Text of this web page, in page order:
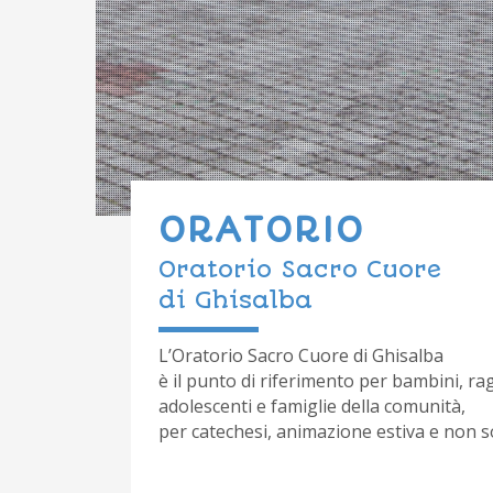
ORATORIO
Oratorio Sacro Cuore
di Ghisalba
L’Oratorio Sacro Cuore di Ghisalba
è il punto di riferimento per bambini,
adolescenti e famiglie della comunità,
per catechesi, animazione estiva e non